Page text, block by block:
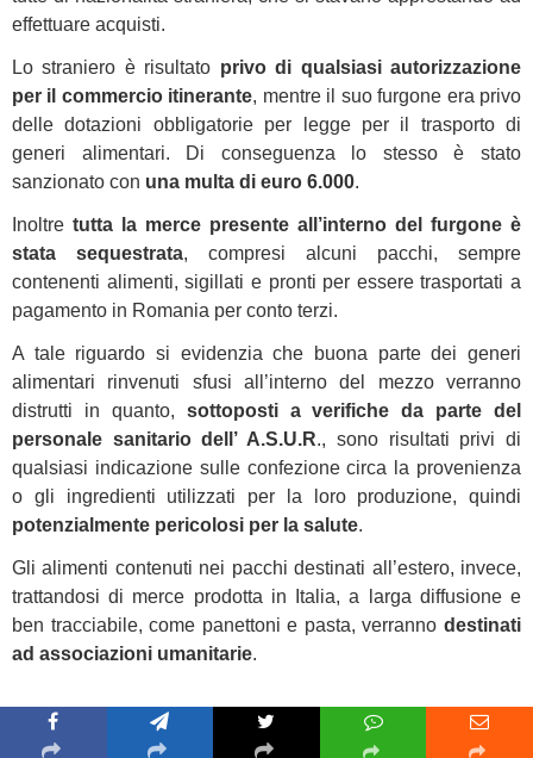
effettuare acquisti.
Lo straniero è risultato privo di qualsiasi autorizzazione
per il commercio itinerante, mentre il suo furgone era privo
delle dotazioni obbligatorie per legge per il trasporto di
generi alimentari. Di conseguenza lo stesso è stato
sanzionato con una multa di euro 6.000.
Inoltre tutta la merce presente all’interno del furgone è
stata sequestrata, compresi alcuni pacchi, sempre
contenenti alimenti, sigillati e pronti per essere trasportati a
pagamento in Romania per conto terzi.
A tale riguardo si evidenzia che buona parte dei generi
alimentari rinvenuti sfusi all’interno del mezzo verranno
distrutti in quanto, sottoposti a verifiche da parte del
personale sanitario dell’ A.S.U.R., sono risultati privi di
qualsiasi indicazione sulle confezione circa la provenienza
o gli ingredienti utilizzati per la loro produzione, quindi
potenzialmente pericolosi per la salute.
Gli alimenti contenuti nei pacchi destinati all’estero, invece,
trattandosi di merce prodotta in Italia, a larga diffusione e
ben tracciabile, come panettoni e pasta, verranno destinati
ad associazioni umanitarie.